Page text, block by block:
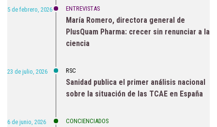
5 de febrero, 2026 ENTREVISTAS
María Romero, directora general de
PlusQuam Pharma: crecer sin renunciar a la
ciencia
23 de julio, 2026 RSC
Sanidad publica el primer análisis nacional
sobre la situación de las TCAE en España
6 de junio, 2026 CONCIENCIADOS